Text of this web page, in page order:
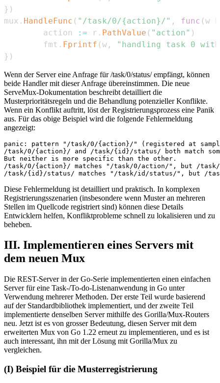
} )
mux . HandleFunc ( "/task/0/{action}/" , func (w
        action
:= r . PathValue ( "action" )
        fmt
. Fprintf (w ,
"handling task 0
} )
Wenn der Server eine Anfrage für /task/0/status/ empfängt, können
beide Handler mit dieser Anfrage übereinstimmen. Die neue
ServeMux-Dokumentation beschreibt detailliert die
Musterprioritätsregeln und die Behandlung potenzieller Konflikte.
Wenn ein Konflikt auftritt, löst der Registrierungsprozess eine Panik
aus. Für das obige Beispiel wird die folgende Fehlermeldung
angezeigt:
panic: pattern "/task/0/{action}/" (registered at
/task/0/{action}/ and /task/{id}/status/ both match
But neither is more specific than the other.
/task/0/{action}/ matches "/task/0/action/", but /
Diese Fehlermeldung ist detailliert und praktisch. In komplexen
Registrierungsszenarien (insbesondere wenn Muster an mehreren
Stellen im Quellcode registriert sind) können diese Details
Entwicklern helfen, Konfliktprobleme schnell zu lokalisieren und zu
beheben.
III. Implementieren eines Servers mit
dem neuen Mux
Die REST-Server in der Go-Serie implementierten einen einfachen
Server für eine Task-/To-do-Listenanwendung in Go unter
Verwendung mehrerer Methoden. Der erste Teil wurde basierend
auf der Standardbibliothek implementiert, und der zweite Teil
implementierte denselben Server mithilfe des Gorilla/Mux-Routers
neu. Jetzt ist es von grosser Bedeutung, diesen Server mit dem
erweiterten Mux von Go 1.22 erneut zu implementieren, und es ist
auch interessant, ihn mit der Lösung mit Gorilla/Mux zu
vergleichen.
(I) Beispiel für die Musterregistrierung